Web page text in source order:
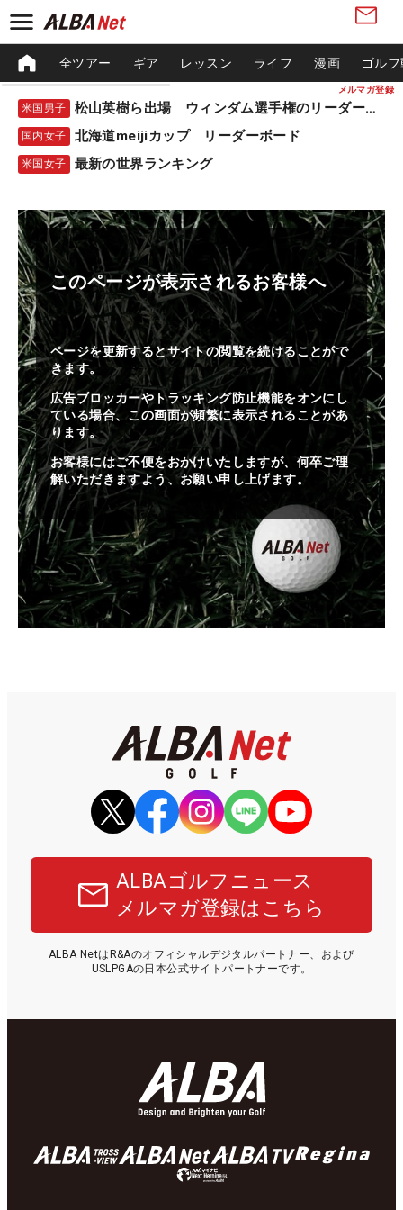
メルマガ登録
全ツアー ギア レッスン ライフ 漫画 ゴル
米国男子 松山英樹ら出場 ウィンダム選手権のリーダーボード
国内女子 北海道meijiカップ リーダーボード
米国女子 最新の世界ランキング
このページが表示されるお客様へ
ページを更新するとサイトの閲覧を続けることがで
きます。
広告ブロッカーやトラッキング防止機能をオンにし
ている場合、この画面が頻繁に表示されることがあ
ります。
お客様にはご不便をおかけいたしますが、何卒ご理
解いただきますよう、お願い申し上げます。
ALBAゴルフニュース
メルマガ登録はこちら
ALBA NetはR&Aのオフィシャルデジタルパートナー、および
USLPGAの日本公式サイトパートナーです。